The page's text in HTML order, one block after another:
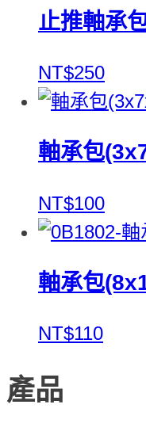
止推軸承
NT$250
軸承包
NT$100
軸承包
NT$110
產品